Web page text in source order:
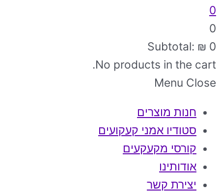
0
0
Subtotal: ₪ 0
No products in the cart.
Menu Close
חנות מוצרים
סטודיו אמני קעקועים
קורסי מקעקעים
אודותינו
יצירת קשר